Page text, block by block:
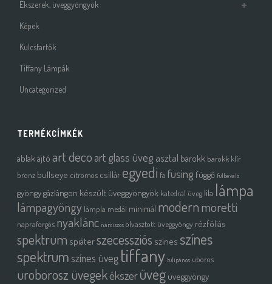
Ékszerek, üveggyöngyök
Képek
Kulcstartók
Tiffany Lámpák
Uncategorized
TERMÉKCÍMKÉK
ablak ajtó art deco art glass üvegasztal barokk barokk klír
bronz bullseye citromos csillár egyedi fa fusing függő fülbevaló
gyöngygázlángon készült üveggyöngyök katedrál üveg lila lámpa
lámpagyöngy lámpla medál minimál modernmoretti
napraforgós nyaklánc nárciszos olvasztott üveggyöngy rézfóliás
spektrum spiáterszecessziós színes színes
spektrumszínes üveg tiffany tulipános uboros
uroborosz üvegekékszerüveg üveggyöngy